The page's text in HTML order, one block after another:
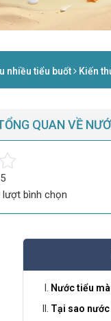
nhiều tiểu buốt Kiến
QUAN VỀ
lượt bình chọn
Nước tiểu
Tại sao nước